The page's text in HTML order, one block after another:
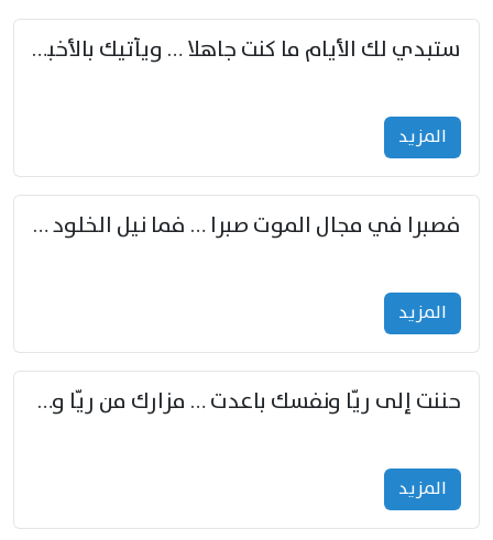
ستبدي لك الأيام ما كنت جاهلا … ويأتيك بالأخبار من لم تزوّد
المزید
فصبرا في مجال الموت صبرا … فما نيل الخلود بمستطاع
المزید
حننت إلى ريّا ونفسك باعدت … مزارك من ريّا وشعباكما معا
المزید